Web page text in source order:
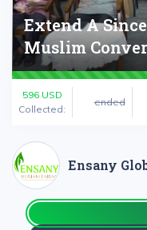
Extend A
Muslim
Collected:
596USD
ended
Ensany